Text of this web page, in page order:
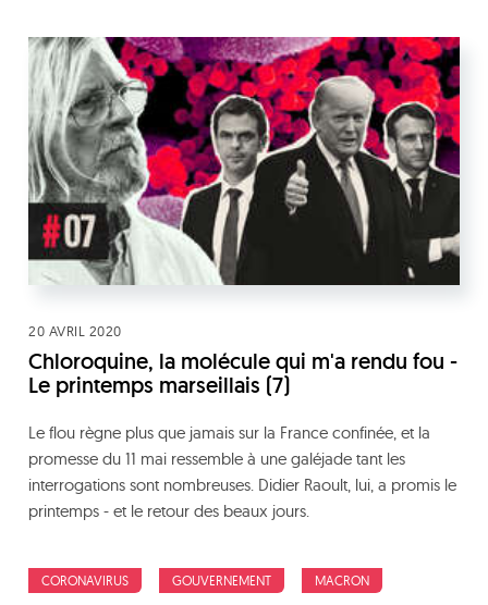
20 AVRIL 2020
Chloroquine, la molécule qui m'a rendu fou -
Le printemps marseillais (7)
Le flou règne plus que jamais sur la France confinée, et la
promesse du 11 mai ressemble à une galéjade tant les
interrogations sont nombreuses. Didier Raoult, lui, a promis le
printemps - et le retour des beaux jours.
CORONAVIRUS GOUVERNEMENT MACRON